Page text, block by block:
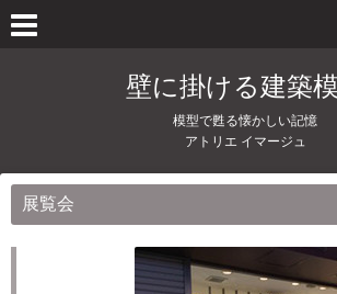
壁に掛ける建築
模型で甦る懐かしい記憶
アトリエ イマージュ
展覧会